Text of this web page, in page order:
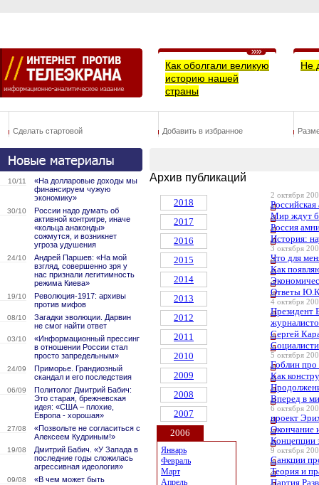
Как оболгали великую
историю нашей
страны
Не
Сделать стартовой Добавить в избранное
10/11
«На долларовые доходы мы
финансируем чужую
экономику»
30/10
России надо думать об
активной контригре, иначе
«кольца анаконды»
сожмутся, и возникнет
угроза удушения
24/10
Андрей Паршев: «На мой
взгляд, совершенно зря у
нас признали легитимность
режима Киева»
19/10
Революция-1917: архивы
против мифов
08/10
Загадки эволюции. Дарвин
не смог найти ответ
03/10
«Информационный прессинг
в отношении России стал
просто запредельным»
24/09
Приморье. Грандиозный
скандал и его последствия
06/09
Политолог Дмитрий Бабич:
Это старая, брежневская
идея: «США – плохие,
Европа - хорошая»
27/08
«Позвольте не согласиться с
Алексеем Кудриным!»
19/08
Дмитрий Бабич. «У Запада в
последние годы сложилась
агрессивная идеология»
09/08
«В чем может быть
Архив публикаций
2018
2017
2016
2015
2014
2013
2012
2011
2010
2009
2008
2007
2006
Январь
Февраль
Март
Апрель
2 октября
Мир ждут
Россия
История:
3 октября
Что для
Как
Ответы
4 октября
Президент
Сергей
5 октября
Гоблин
Как
Вперед в
6 октября
проект
Окончание
Концепции
9 октября
Санкции
Теория и
Партия